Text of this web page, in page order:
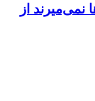
نمی‌میرند از